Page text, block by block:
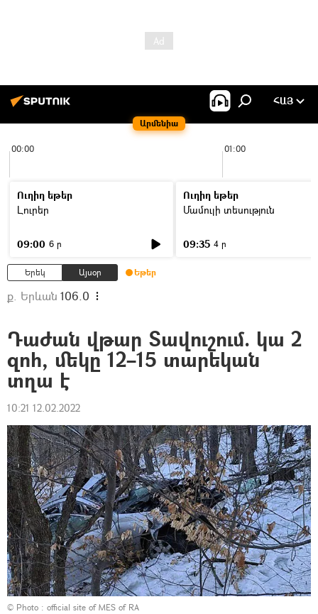
Արմենիա
ՀԱՅ
00:00 01:00
Ուղիղ եթեր
Լուրեր
09:00 6 ր
Ուղիղ եթեր
Մամուլի տեսություն
09:35 4 ր
Երեկ Այսօր Եթեր
ք. Երևան 106.0
Դաժան վթար Տավուշում. կա 2
զոհ, մեկը 12–15 տարեկան
տղա է
10:21 12.02.2022
© Photo : official site of MES of RA